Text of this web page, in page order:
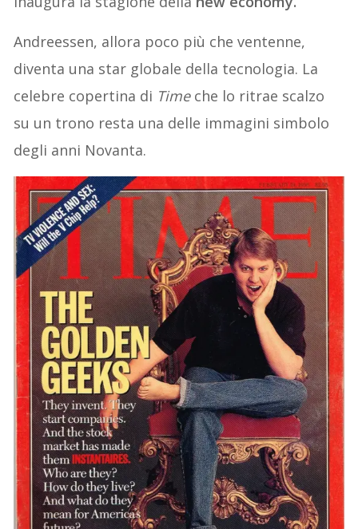
Andreessen, allora poco più che ventenne,
diventa una star globale della tecnologia. La
celebre copertina di Timeche lo ritrae scalzo
su un trono resta una delle immagini simbolo
degli anni Novanta.